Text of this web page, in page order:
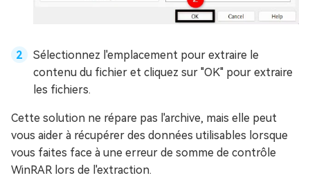
Sélectionnez l'emplacement pour extraire le
contenu du fichier et cliquez sur "OK" pour extraire
les fichiers.
Cette solution ne répare pas l'archive, mais elle peut
vous aider à récupérer des données utilisables lorsque
vous faites face à une erreur de somme de contrôle
WinRAR lors de l'extraction.